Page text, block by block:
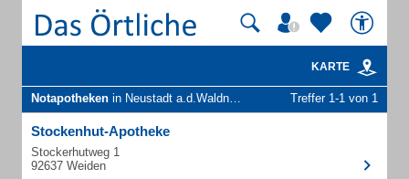
KARTE
Notapotheken in Neustadt a.d.Waldnaab Treffer 1-1 von 1
Stockenhut-Apotheke
Stockerhutweg 1
92637 Weiden